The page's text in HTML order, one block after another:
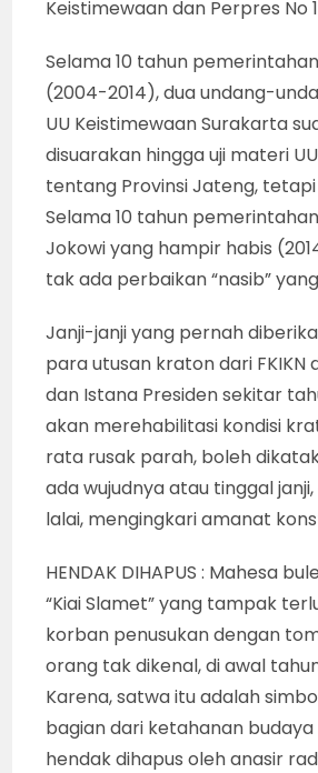
Keistimewaan dan Perpres No
Selama 10 tahun
(2004-2014), dua undang-
UU Keistimewaan Surakarta
disuarakan hingga uji materi UU
tentang Provinsi Jateng,
Selama 10 tahun
Jokowi yang hampir habis
tak ada perbaikan “nasib”
Janji-janji yang pernah
para utusan kraton dari FKIKN
dan Istana Presiden sekitar
akan merehabilitasi kondisi
rata rusak parah, boleh
ada wujudnya atau tinggal
lalai, mengingkari amanat
HENDAK DIHAPUS : Mahesa
“Kiai Slamet” yang tampak
korban penusukan dengan
orang tak dikenal, di awal
Karena, satwa itu adalah
bagian dari ketahanan
hendak dihapus oleh anasir